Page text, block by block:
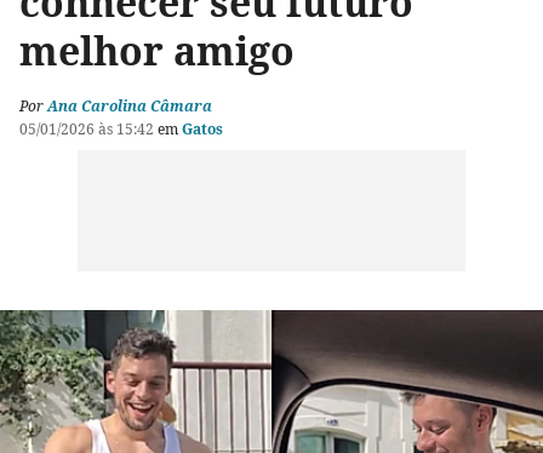
melhor amigo
PorAna Carolina Câmara
05/01/2026 às 15:42 emGatos